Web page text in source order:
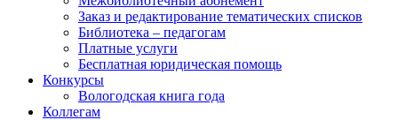
Заказ и редактирование тематических списков
Библиотека – педагогам
Платные услуги
Бесплатная юридическая помощь
Конкурсы
Вологодская книга года
Коллегам